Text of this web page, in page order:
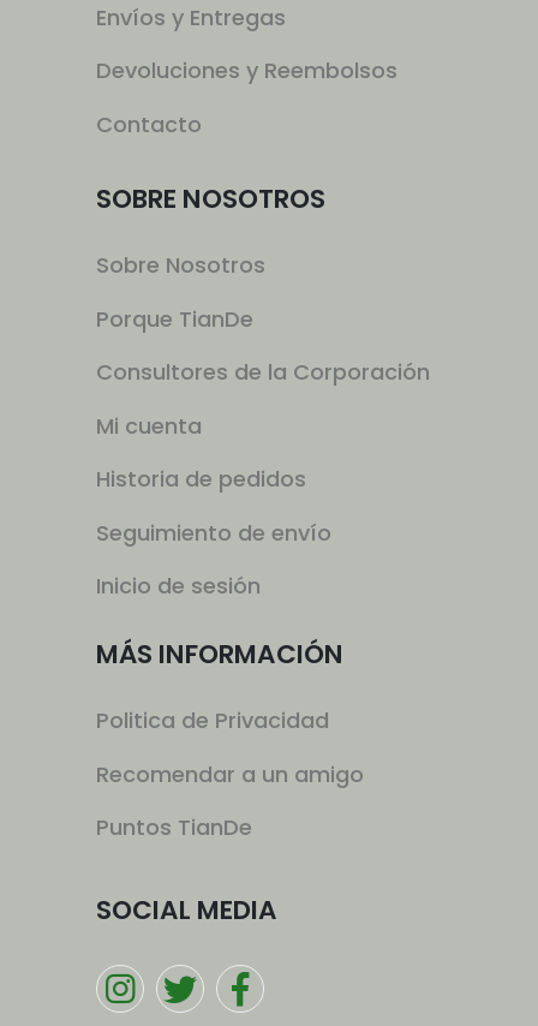
Envíos y Entregas
Devoluciones y Reembolsos
Contacto
SOBRE NOSOTROS
Sobre Nosotros
Porque TianDe
Consultores de la Corporación
Mi cuenta
Historia de pedidos
Seguimiento de envío
Inicio de sesión
MÁS INFORMACIÓN
Politica de Privacidad
Recomendar a un amigo
Puntos TianDe
SOCIAL MEDIA